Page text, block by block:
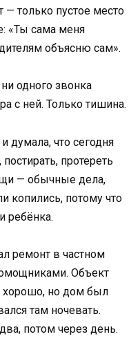
— только пустое место
«Ты сама меня
объясню сам».
одного звонка
с ней. Только тишина.
думала, что сегодня
протереть
— обычные дела,
копились, потому что
ребёнка.
ремонт в частном
Объект
хорошо, но дом был
там ночевать.
потом через день.